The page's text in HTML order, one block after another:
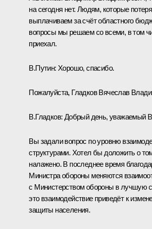
на сегодня нет. Людям, которые
выплачиваем за счёт областного
вопросы мы решаем со всеми, в том
приехал.
В.Путин: Хорошо, спасибо.
Пожалуйста, Гладков Вячеслав
В.Гладков: Добрый день, уважаемый
Вы задали вопрос по уровню
структурами. Хотел бы доложить о
налажено. В последнее время
Министра обороны меняются
с Министерством обороны в лучшую
это взаимодействие приведёт к
защиты населения.